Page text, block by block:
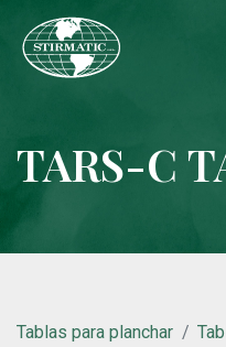
TARS-C
Tablas para planchar